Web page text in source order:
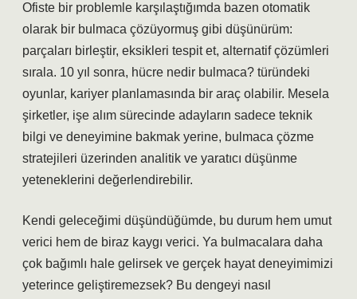
Ofiste bir problemle karşılaştığımda bazen otomatik
olarak bir bulmaca çözüyormuş gibi düşünürüm:
parçaları birleştir, eksikleri tespit et, alternatif çözümleri
sırala. 10 yıl sonra, hücre nedir bulmaca? türündeki
oyunlar, kariyer planlamasında bir araç olabilir. Mesela
şirketler, işe alım sürecinde adayların sadece teknik
bilgi ve deneyimine bakmak yerine, bulmaca çözme
stratejileri üzerinden analitik ve yaratıcı düşünme
yeteneklerini değerlendirebilir.
Kendi geleceğimi düşündüğümde, bu durum hem umut
verici hem de biraz kaygı verici. Ya bulmacalara daha
çok bağımlı hale gelirsek ve gerçek hayat deneyimimizi
yeterince geliştiremezsek? Bu dengeyi nasıl